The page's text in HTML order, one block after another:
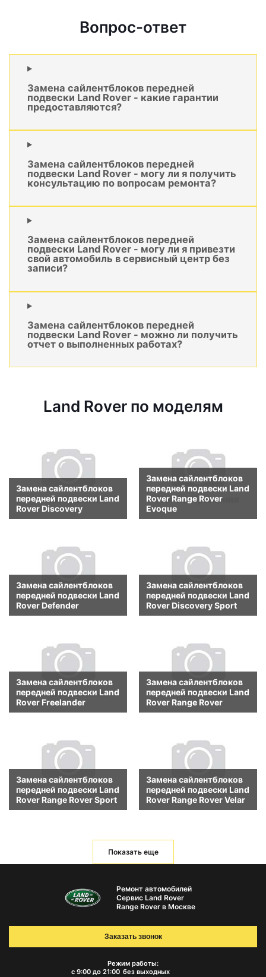
Вопрос-ответ
Замена сайлентблоков передней
подвески Land Rover - какие гарантии
предоставляются?
Замена сайлентблоков передней
подвески Land Rover - могу ли я получить
консультацию по вопросам ремонта?
Замена сайлентблоков передней
подвески Land Rover - могу ли я привезти
свой автомобиль в сервисный центр без
записи?
Замена сайлентблоков передней
подвески Land Rover - можно ли получить
отчет о выполненных работах?
Land Rover по моделям
Замена сайлентблоков
передней подвески Land
Rover Discovery
Замена сайлентблоков
передней подвески Land
Rover Range Rover
Evoque
Замена сайлентблоков
передней подвески Land
Rover Defender
Замена сайлентблоков
передней подвески Land
Rover Discovery Sport
Замена сайлентблоков
передней подвески Land
Rover Freelander
Замена сайлентблоков
передней подвески Land
Rover Range Rover
Замена сайлентблоков
передней подвески Land
Rover Range Rover Sport
Замена сайлентблоков
передней подвески Land
Rover Range Rover Velar
Показать еще
Ремонт автомобилей
Сервис Land Rover
Range Rover в Москве
Режим работы:
с 9:00 до 21:00 без выходных
Заказать звонок